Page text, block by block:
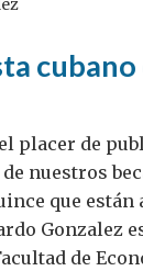
cubano
placer de
nuestros
que están
Gonzalez
de